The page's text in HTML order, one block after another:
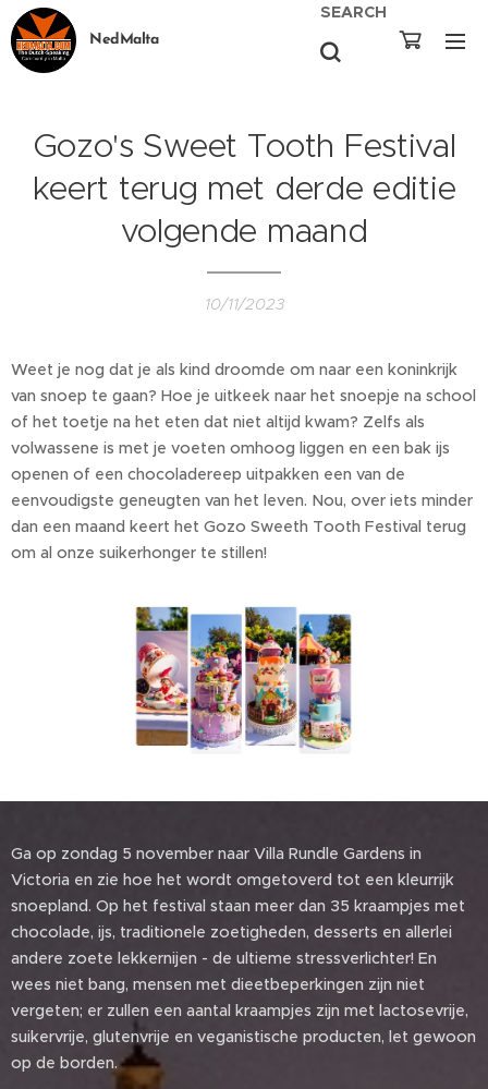
NedMalta
SEARCH
Gozo's Sweet Tooth Festival
keert terug met derde editie
volgende maand
10/11/2023
Weet je nog dat je als kind droomde om naar een koninkrijk
van snoep te gaan? Hoe je uitkeek naar het snoepje na school
of het toetje na het eten dat niet altijd kwam? Zelfs als
volwassene is met je voeten omhoog liggen en een bak ijs
openen of een chocoladereep uitpakken een van de
eenvoudigste geneugten van het leven. Nou, over iets minder
dan een maand keert het Gozo Sweeth Tooth Festival terug
om al onze suikerhonger te stillen!
Ga op zondag 5 november naar Villa Rundle Gardens in
Victoria en zie hoe het wordt omgetoverd tot een kleurrijk
snoepland. Op het festival staan meer dan 35 kraampjes met
chocolade, ijs, traditionele zoetigheden, desserts en allerlei
andere zoete lekkernijen - de ultieme stressverlichter! En
wees niet bang, mensen met dieetbeperkingen zijn niet
vergeten; er zullen een aantal kraampjes zijn met lactosevrije,
suikervrije, glutenvrije en veganistische producten, let gewoon
op de borden.